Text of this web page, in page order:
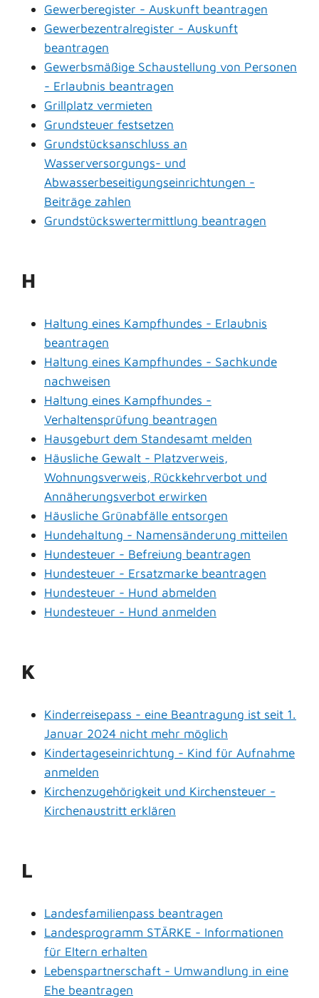
Gewerberegister - Auskunft beantragen
Gewerbezentralregister - Auskunft
beantragen
Gewerbsmäßige Schaustellung von Personen
- Erlaubnis beantragen
Grillplatz vermieten
Grundsteuer festsetzen
Grundstücksanschluss an
Wasserversorgungs- und
Abwasserbeseitigungseinrichtungen -
Beiträge zahlen
Grundstückswertermittlung beantragen
H
Haltung eines Kampfhundes - Erlaubnis
beantragen
Haltung eines Kampfhundes - Sachkunde
nachweisen
Haltung eines Kampfhundes -
Verhaltensprüfung beantragen
Hausgeburt dem Standesamt melden
Häusliche Gewalt - Platzverweis,
Wohnungsverweis, Rückkehrverbot und
Annäherungsverbot erwirken
Häusliche Grünabfälle entsorgen
Hundehaltung - Namensänderung mitteilen
Hundesteuer - Befreiung beantragen
Hundesteuer - Ersatzmarke beantragen
Hundesteuer - Hund abmelden
Hundesteuer - Hund anmelden
K
Kinderreisepass - eine Beantragung ist seit 1.
Januar 2024 nicht mehr möglich
Kindertageseinrichtung - Kind für Aufnahme
anmelden
Kirchenzugehörigkeit und Kirchensteuer -
Kirchenaustritt erklären
L
Landesfamilienpass beantragen
Landesprogramm STÄRKE - Informationen
für Eltern erhalten
Lebenspartnerschaft - Umwandlung in eine
Ehe beantragen